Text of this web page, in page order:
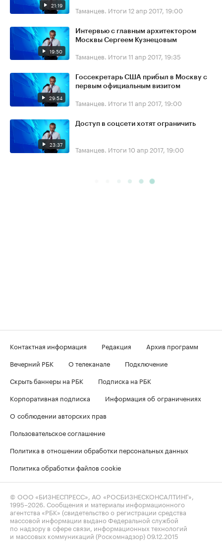
21:19 Таманцев. Итоги 12 апр 2017, 19:00
19:50
Интервью с главным архитектором
Москвы Сергеем Кузнецовым
Таманцев. Итоги 11 апр 2017, 19:35
29:54
Госсекретарь США прибыл в Москву с
первым официальным визитом
Таманцев. Итоги 11 апр 2017, 19:00
23:37
Доступ в соцсети хотят ограничить
Таманцев. Итоги 10 апр 2017, 19:00
Контактная информация Редакция
Архив программ
Вечерний РБК
О телеканале
Подключение
Скрыть баннеры на РБК
Подписка на РБК
Корпоративная подписка
Информация об ограничениях
О соблюдении авторских прав
Пользовательское соглашение
Политика в отношении обработки персональных данных
Политика обработки файлов cookie
© ООО «БИЗНЕСПРЕСС», АО «РОСБИЗНЕСКОНСАЛТИНГ»,
1995–2026 . Сообщения и материалы информационного
агентства «РБК» (свидетельство о регистрации средства
массовой информации выдано Федеральной службой
по надзору в сфере связи, информационных технологий
и массовых коммуникаций (Роскомнадзор) 09.12.2015